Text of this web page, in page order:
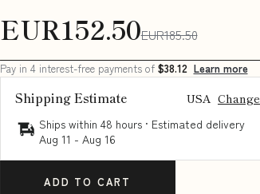
EUR152.50EUR185.50
Pay in 4 interest-free payments of $38.12 Learn more
Shipping Estimate USA Change
Ships within 48 hours · Estimated delivery
Aug 11 - Aug 16
ADD TO CART